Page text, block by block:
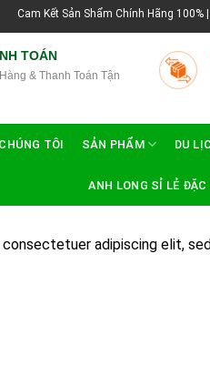
Cam Kết Sản Shẩm Chính Hãng 100% |
TOÁN
& Thanh Toán Tận
TÔI SẢN PHẨM DU
ANH LONG SỈ LẺ
adipiscing elit,